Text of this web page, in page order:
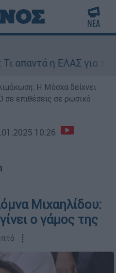
απαντά η ΕΛΑΣ για τους
Η Μόσχα δείχνει
επιθέσεις σε ρωσικό
10:26
Μιχαηλίδου:
ο γάμος της
┋